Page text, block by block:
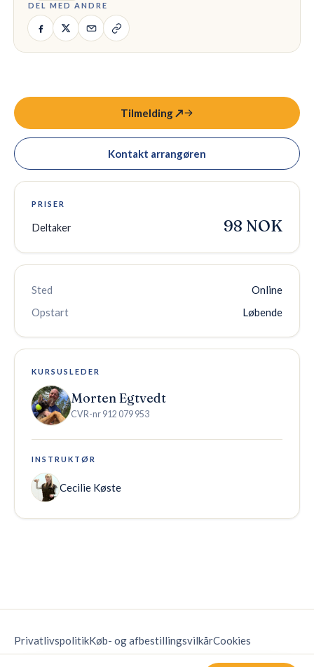
DEL MED ANDRE
Tilmelding ↗
Kontakt arrangøren
PRISER
Deltaker 98 NOK
Sted
Online
Opstart
Løbende
KURSUSLEDER
Morten Egtvedt
CVR-nr 912 079 953
INSTRUKTØR
Cecilie Køste
PrivatlivspolitikKøb- og afbestillingsvilkårCookies
Kontakt os